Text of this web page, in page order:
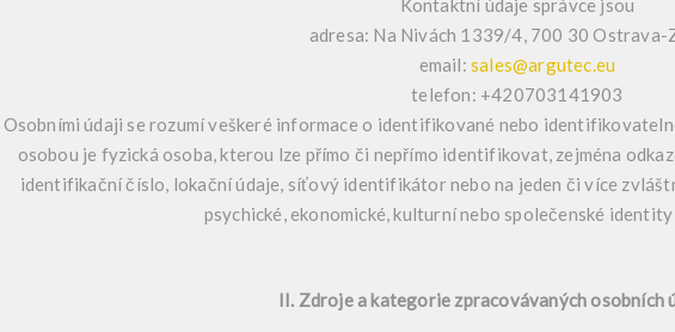
Kontaktní údaje správce jsou
adresa: Na Nivách 1339/4, 700 30 Ostrava-
email:sales@argutec.eu
telefon: +420703141903
Osobními údaji se rozumí veškeré informace o identifikované nebo
osobou je fyzická osoba, kterou lze přímo či nepřímo identifikovat, zejména
identifikační číslo, lokační údaje, síťový identifikátor nebo na jeden či více
psychické, ekonomické, kulturní nebo společenské
II. Zdroje a kategorie zpracovávaných osobních